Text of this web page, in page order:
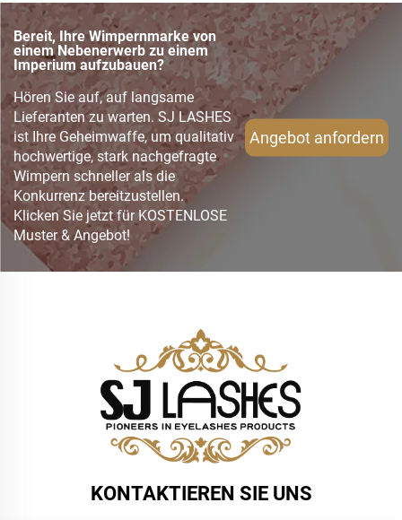
Bereit, Ihre Wimpernmarke von
einem Nebenerwerb zu einem
Imperium aufzubauen?
Hören Sie auf, auf langsame
Lieferanten zu warten. SJ LASHES
ist Ihre Geheimwaffe, um qualitativ
hochwertige, stark nachgefragte
Wimpern schneller als die
Konkurrenz bereitzustellen.
Klicken Sie jetzt für KOSTENLOSE
Muster & Angebot!
Angebot anfordern
KONTAKTIEREN SIE UNS